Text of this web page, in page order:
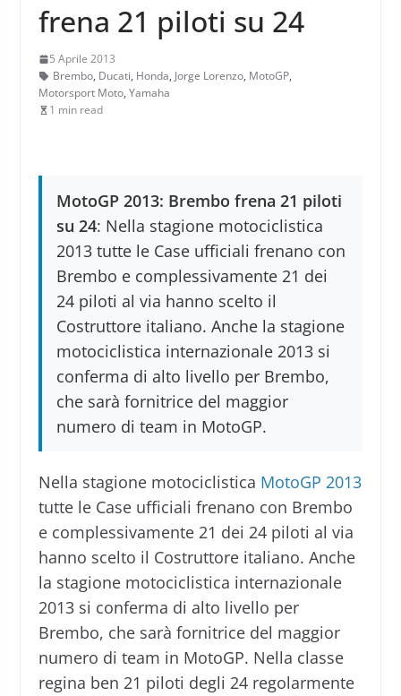
frena 21 piloti su 24
5 Aprile 2013
Brembo, Ducati, Honda, Jorge Lorenzo, MotoGP,
Motorsport Moto, Yamaha
1 min read
MotoGP 2013: Brembo frena 21 piloti
su 24: Nella stagione motociclistica
2013 tutte le Case ufficiali frenano con
Brembo e complessivamente 21 dei
24 piloti al via hanno scelto il
Costruttore italiano. Anche la stagione
motociclistica internazionale 2013 si
conferma di alto livello per Brembo,
che sarà fornitrice del maggior
numero di team in MotoGP.
Nella stagione motociclistica MotoGP 2013
tutte le Case ufficiali frenano con Brembo
e complessivamente 21 dei 24 piloti al via
hanno scelto il Costruttore italiano. Anche
la stagione motociclistica internazionale
2013 si conferma di alto livello per
Brembo, che sarà fornitrice del maggior
numero di team in MotoGP. Nella classe
regina ben 21 piloti degli 24 regolarmente